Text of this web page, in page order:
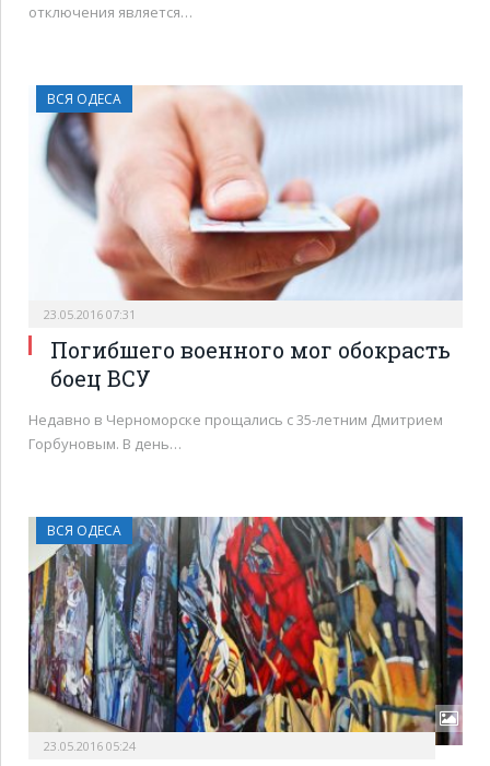
отключения является…
ВСЯ ОДЕСА
23.05.2016 07:31
Погибшего военного мог обокрасть
боец ВСУ
Недавно в Черноморске прощались с 35-летним Дмитрием
Горбуновым. В день…
ВСЯ ОДЕСА
23.05.2016 05:24